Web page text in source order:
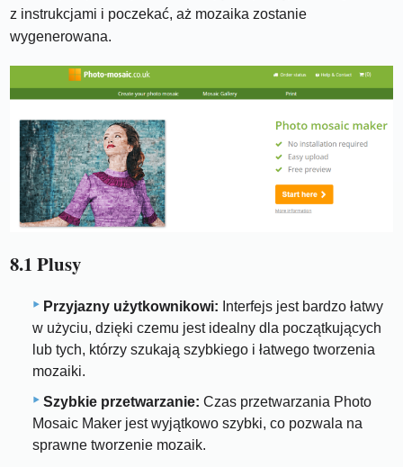
z instrukcjami i poczekać, aż mozaika zostanie
wygenerowana.
8.1 Plusy
Przyjazny użytkownikowi: Interfejs jest bardzo łatwy
w użyciu, dzięki czemu jest idealny dla początkujących
lub tych, którzy szukają szybkiego i łatwego tworzenia
mozaiki.
Szybkie przetwarzanie: Czas przetwarzania Photo
Mosaic Maker jest wyjątkowo szybki, co pozwala na
sprawne tworzenie mozaik.